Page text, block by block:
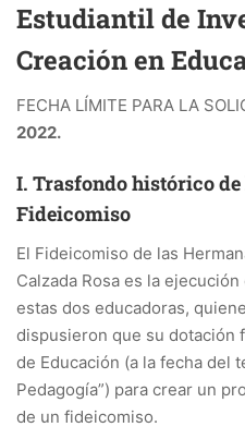
Estudiantil de
Creación en
FECHA LÍMITE PARA LA
2022.
I. Trasfondo histórico
Fideicomiso
El Fideicomiso de las
Calzada Rosa es la
estas dos educadoras,
dispusieron que su dotación
de Educación (a la fecha del
Pedagogía”) para crear un
de un fideicomiso.